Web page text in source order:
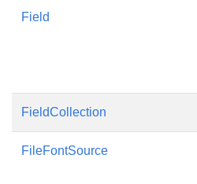
Field
FieldCollection
FileFontSource